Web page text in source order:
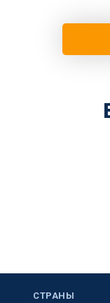
СТРАНЫ